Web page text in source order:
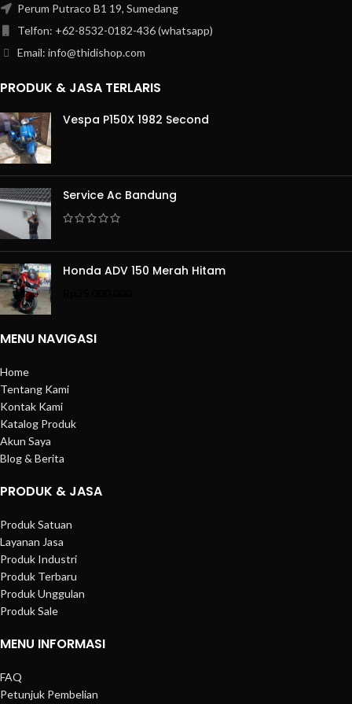
Perum Putraco B1 19, Sumedang
Telfon: +62-8532-0182-436 (whatsapp)
Email: info@thidishop.com
PRODUK & JASA TERLARIS
Vespa P150X 1982 Second
Service Ac Bandung
Honda ADV 150 Merah Hitam
MENU NAVIGASI
Home
Tentang Kami
Kontak Kami
Katalog Produk
Akun Saya
Blog & Berita
PRODUK & JASA
Produk Satuan
Layanan Jasa
Produk Industri
Produk Terbaru
Produk Unggulan
Produk Sale
MENU INFORMASI
FAQ
Petunjuk Pembelian